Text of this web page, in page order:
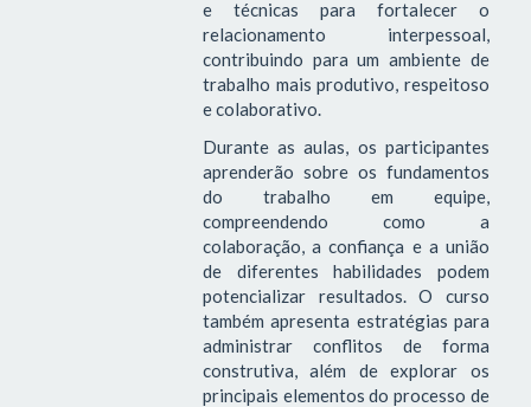
e técnicas para fortalecer o
relacionamento interpessoal,
contribuindo para um ambiente de
trabalho mais produtivo, respeitoso
e colaborativo.
Durante as aulas, os participantes
aprenderão sobre os fundamentos
do trabalho em equipe,
compreendendo como a
colaboração, a confiança e a união
de diferentes habilidades podem
potencializar resultados. O curso
também apresenta estratégias para
administrar conflitos de forma
construtiva, além de explorar os
principais elementos do processo de